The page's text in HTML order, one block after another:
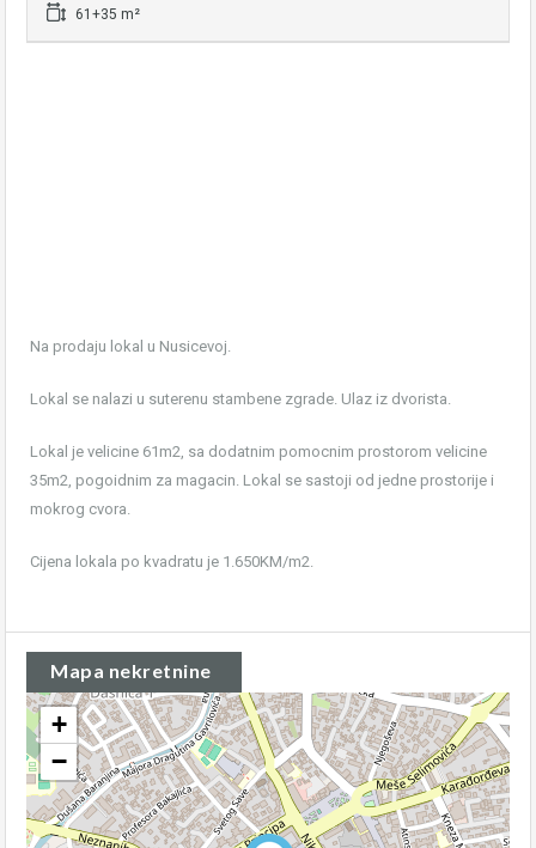
61+35 m²
Na prodaju lokal u Nusicevoj.
Lokal se nalazi u suterenu stambene zgrade. Ulaz iz dvorista.
Lokal je velicine 61m2, sa dodatnim pomocnim prostorom velicine
35m2, pogoidnim za magacin. Lokal se sastoji od jedne prostorije i
mokrog cvora.
Cijena lokala po kvadratu je 1.650KM/m2.
Mapa nekretnine
+
−